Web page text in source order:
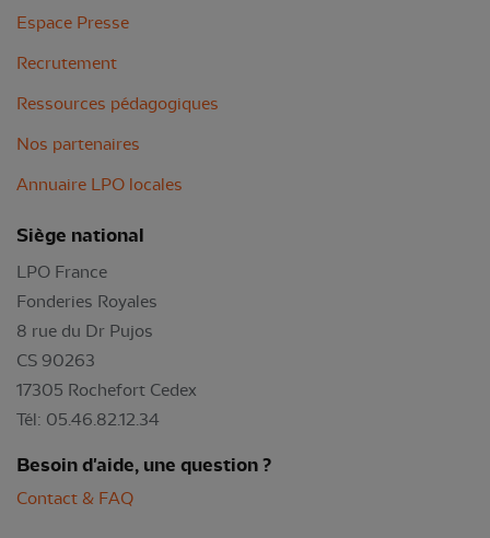
Espace Presse
Recrutement
Ressources pédagogiques
Nos partenaires
Annuaire LPO locales
Siège national
LPO France
Fonderies Royales
8 rue du Dr Pujos
CS 90263
17305 Rochefort Cedex
Tél: 05.46.82.12.34
Besoin d'aide, une question ?
Contact & FAQ